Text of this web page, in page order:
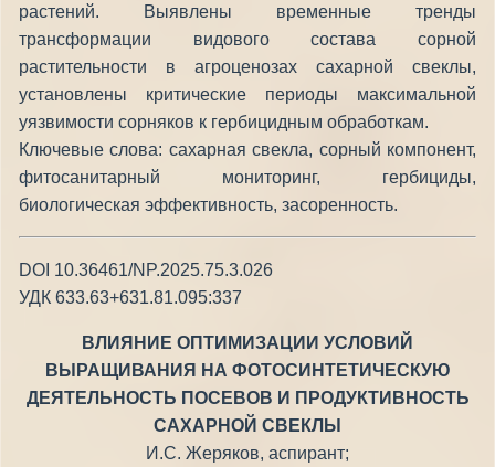
растений. Выявлены временные тренды
трансформации видового состава сорной
растительности в агроценозах сахарной свеклы,
установлены критические периоды максимальной
уязвимости сорняков к гербицидным обработкам.
Ключевые слова: сахарная свекла, сорный компонент,
фитосанитарный мониторинг, гербициды,
биологическая эффективность, засоренность.
DOI 10.36461/NP.2025.75.3.026
УДК 633.63+631.81.095:337
ВЛИЯНИЕ ОПТИМИЗАЦИИ УСЛОВИЙ
ВЫРАЩИВАНИЯ НА ФОТОСИНТЕТИЧЕСКУЮ
ДЕЯТЕЛЬНОСТЬ ПОСЕВОВ И ПРОДУКТИВНОСТЬ
САХАРНОЙ СВЕКЛЫ
И.C. Жеряков, аспирант;